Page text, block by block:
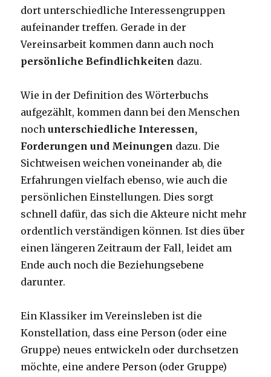
dort unterschiedliche Interessengruppen
aufeinander treffen. Gerade in der
Vereinsarbeit kommen dann auch noch
persönliche Befindlichkeiten dazu.
Wie in der Definition des Wörterbuchs
aufgezählt, kommen dann bei den Menschen
nochunterschiedliche Interessen,
Forderungen und Meinungen dazu. Die
Sichtweisen weichen voneinander ab, die
Erfahrungen vielfach ebenso, wie auch die
persönlichen Einstellungen. Dies sorgt
schnell dafür, das sich die Akteure nicht mehr
ordentlich verständigen können. Ist dies über
einen längeren Zeitraum der Fall, leidet am
Ende auch noch die Beziehungsebene
darunter.
Ein Klassiker im Vereinsleben ist die
Konstellation, dass eine Person (oder eine
Gruppe) neues entwickeln oder durchsetzen
möchte, eine andere Person (oder Gruppe)